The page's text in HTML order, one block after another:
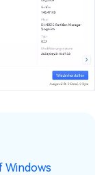
Windows